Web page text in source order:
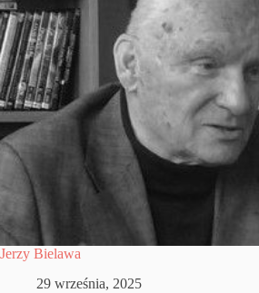
Jerzy Bielawa
29 września, 2025